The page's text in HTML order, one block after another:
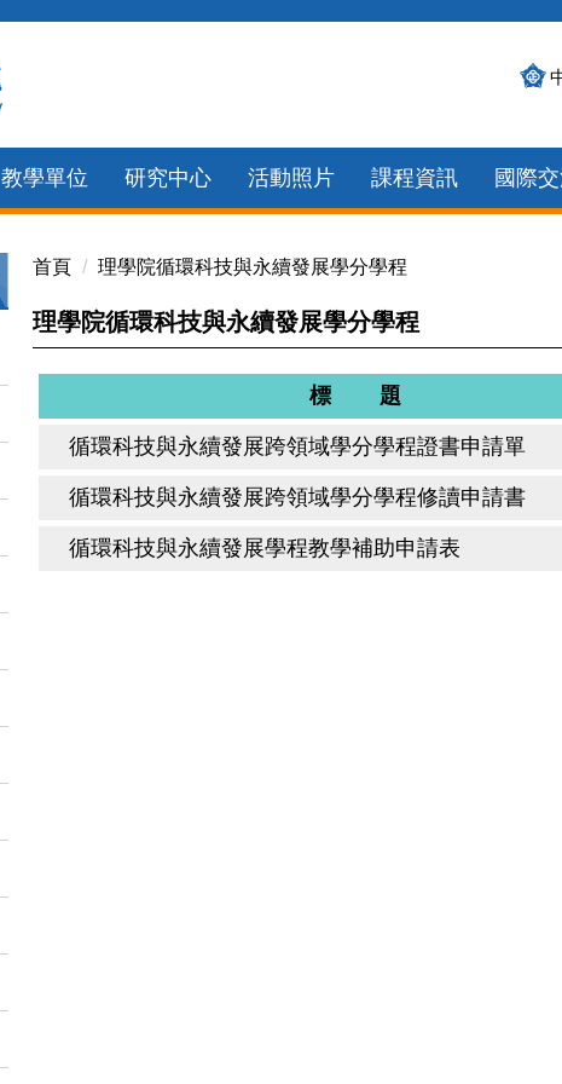
教學單位 研究中心 活動照片 課程資訊 國際
首頁 理學院循環科技與永續發展學分學程
理學院循環科技與永續發展學分學程
標 題
循環科技與永續發展跨領域學分學程證書申請單
循環科技與永續發展跨領域學分學程修讀申請書
循環科技與永續發展學程教學補助申請表